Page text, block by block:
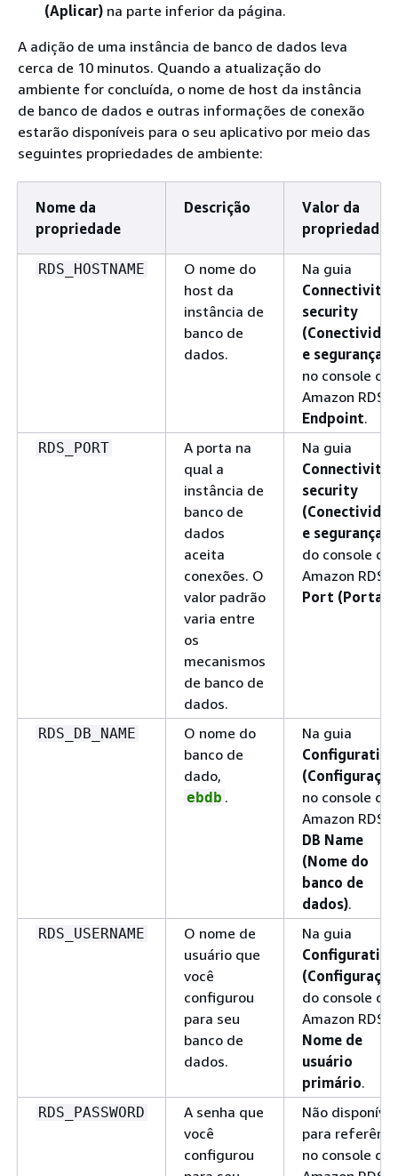
(Aplicar) na parte inferior da página.
A adição de uma instância de banco de dados leva
cerca de 10 minutos. Quando a atualização do
ambiente for concluída, o nome de host da instância
de banco de dados e outras informações de conexão
estarão disponíveis para o seu aplicativo por meio das
seguintes propriedades de ambiente:
Nome da
propriedade
Descrição
Valor da
propriedade
RDS_HOSTNAME
O nome do
host da
instância de
banco de
dados.
Na guia
Connectivity
security
e segurança)
no console do
Amazon RDS:
Endpoint.
RDS_PORT
A porta na
qual a
instância de
banco de
dados
aceita
conexões. O
valor padrão
varia entre
os
mecanismos
de banco de
dados.
Na guia
Connectivity
security
e segurança)
do console do
Amazon RDS:
Port (Porta)
RDS_DB_NAME
O nome do
banco de
dado,
ebdb .
Na guia
Configuration
no console do
Amazon RDS:
DB Name
(Nome do
banco de
dados).
RDS_USERNAME
O nome de
usuário que
você
configurou
para seu
banco de
dados.
Na guia
Configuration
do console do
Amazon RDS:
Nome de
usuário
primário.
RDS_PASSWORD
A senha que
você
configurou
Não disponível
para
no console do